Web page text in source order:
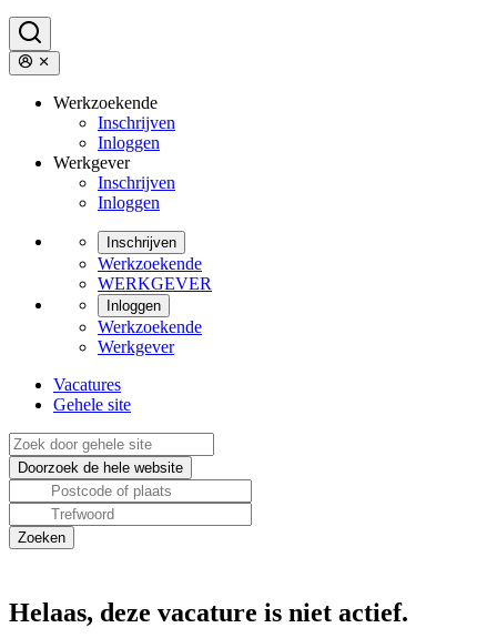
Werkzoekende
Inschrijven
Inloggen
Werkgever
Inschrijven
Inloggen
Inschrijven
Werkzoekende
WERKGEVER
Inloggen
Werkzoekende
Werkgever
Vacatures
Gehele site
Helaas, deze vacature is niet actief.